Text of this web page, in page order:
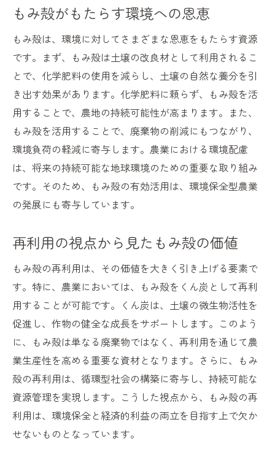
化学肥料を減らすためのもみ殻の利用法
土壌改良材としてのもみ殻の特性
もみ殻がもたらす土壌栄養の増強作用
有機農業におけるもみ殻の活用法
もみ殻が変える農業と環境への影響
持続可能な農業を支えるもみ殻再利用の重要性
持続可能な農業におけるもみ殻の役割
もみ殻利用が促進する持続可能性
農業廃棄物の新たな利用法としてのもみ殻
もみ殻再利用によるコスト削減効果
未来の農業におけるもみ殻の重要性
もみ殻の新しい役割化学肥料に頼らない土壌改
良
もみ殻がもたらす化学肥料削減の未来
自然素材としてのもみ殻の新たな利用法
化学肥料依存から脱却するためのもみ殻活
用
もみ殻による環境負荷の軽減
もみ殻を使った持続可能な土壌改良の実践
もみ殻が切り拓く次世代の農業
もみ殻の環境負荷を軽減する画期的な活用法
もみ殻がもたらす環境への恩恵
もみ殻は、環境に対してさまざまな恩恵をもたらす資源
です。まず、もみ殻は土壌の改良材として利用されるこ
とで、化学肥料の使用を減らし、土壌の自然な養分を引
き出す効果があります。化学肥料に頼らず、もみ殻を活
用することで、農地の持続可能性が高まります。また、
もみ殻を活用することで、廃棄物の削減にもつながり、
環境負荷の軽減に寄与します。農業における環境配慮
は、将来の持続可能な地球環境のための重要な取り組み
です。そのため、もみ殻の有効活用は、環境保全型農業
の発展にも寄与しています。
再利用の視点から見たもみ殻の価値
もみ殻の再利用は、その価値を大きく引き上げる要素で
す。特に、農業においては、もみ殻をくん炭として再利
用することが可能です。くん炭は、土壌の微生物活性を
促進し、作物の健全な成長をサポートします。このよう
に、もみ殻は単なる廃棄物ではなく、再利用を通じて農
業生産性を高める重要な資材となります。さらに、もみ
殻の再利用は、循環型社会の構築に寄与し、持続可能な
資源管理を実現します。こうした視点から、もみ殻の再
利用は、環境保全と経済的利益の両立を目指す上で欠か
せないものとなっています。